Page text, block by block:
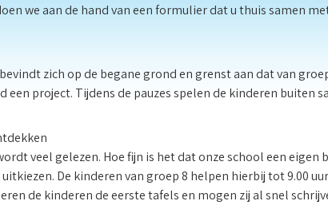
we aan de hand van een formulier dat u thuis samen
zich op de begane grond en grenst aan dat van
een project. Tijdens de pauzes spelen de kinderen buiten
veel gelezen. Hoe fijn is het dat onze school een
De kinderen van groep 8 helpen hierbij tot 9.00
de kinderen de eerste tafels en mogen zij al snel